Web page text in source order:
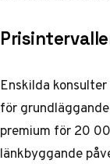
Enskilda
för
premium för 20
länkbyggande